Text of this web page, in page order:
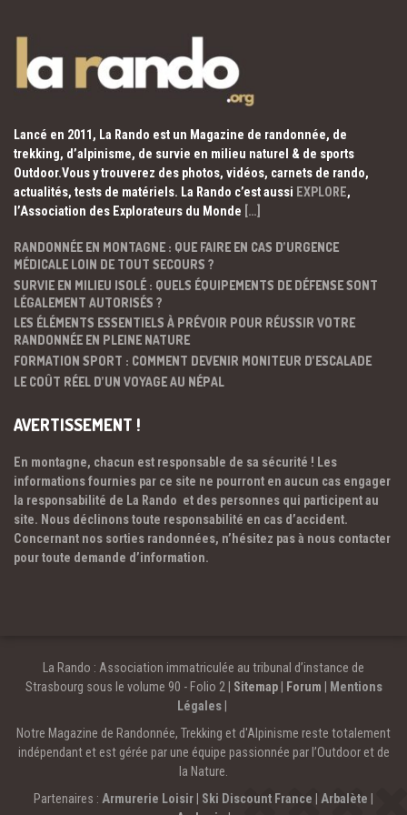
Lancé en 2011, La Rando est un Magazine de randonnée, de
trekking, d’alpinisme, de survie en milieu naturel & de sports
Outdoor.Vous y trouverez des photos, vidéos, carnets de rando,
actualités, tests de matériels. La Rando c’est aussi EXPLORE,
l’Association des Explorateurs du Monde […]
RANDONNÉE EN MONTAGNE : QUE FAIRE EN CAS D’URGENCE
MÉDICALE LOIN DE TOUT SECOURS ?
SURVIE EN MILIEU ISOLÉ : QUELS ÉQUIPEMENTS DE DÉFENSE SONT
LÉGALEMENT AUTORISÉS ?
LES ÉLÉMENTS ESSENTIELS À PRÉVOIR POUR RÉUSSIR VOTRE
RANDONNÉE EN PLEINE NATURE
FORMATION SPORT : COMMENT DEVENIR MONITEUR D’ESCALADE
LE COÛT RÉEL D’UN VOYAGE AU NÉPAL
AVERTISSEMENT !
En montagne, chacun est responsable de sa sécurité ! Les
informations fournies par ce site ne pourront en aucun cas engager
la responsabilité de La Rando et des personnes qui participent au
site. Nous déclinons toute responsabilité en cas d’accident.
Concernant nos sorties randonnées, n’hésitez pas à nous contacter
pour toute demande d’information.
La Rando : Association immatriculée au tribunal d’instance de
Strasbourg sous le volume 90 - Folio 2 | Sitemap| Forum
Mentions
Légales
Notre Magazine de Randonnée, Trekking et d'Alpinisme reste totalement
indépendant et est gérée par une équipe passionnée par l’Outdoor et de
la Nature.
Partenaires : Armurerie Loisir Ski Discount France Arbalète